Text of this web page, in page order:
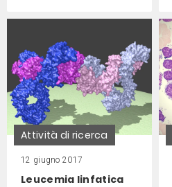
Attività di ricerca
12 giugno 2017
Leucemia linfatica